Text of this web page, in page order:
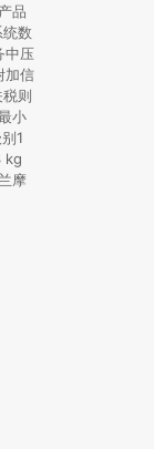
品
数
中压
加信
则
小
1
kg
摩